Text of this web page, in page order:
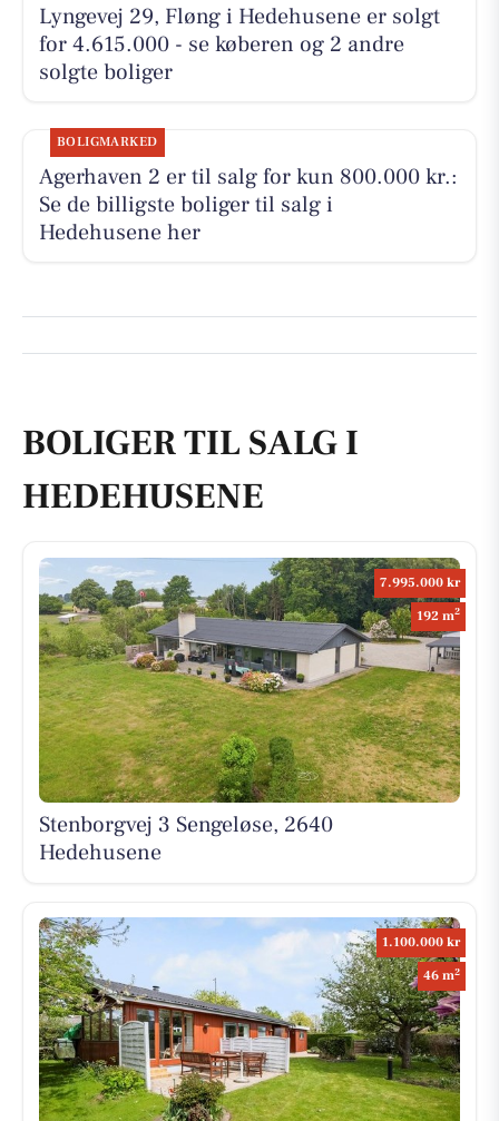
Lyngevej 29, Fløng i Hedehusene er solgt
for 4.615.000 - se køberen og 2 andre
solgte boliger
BOLIGMARKED
Agerhaven 2 er til salg for kun 800.000 kr.:
Se de billigste boliger til salg i
Hedehusene her
BOLIGER TIL SALG I
HEDEHUSENE
7.995.000 kr
192 m2
Stenborgvej 3 Sengeløse, 2640
Hedehusene
1.100.000 kr
46 m2